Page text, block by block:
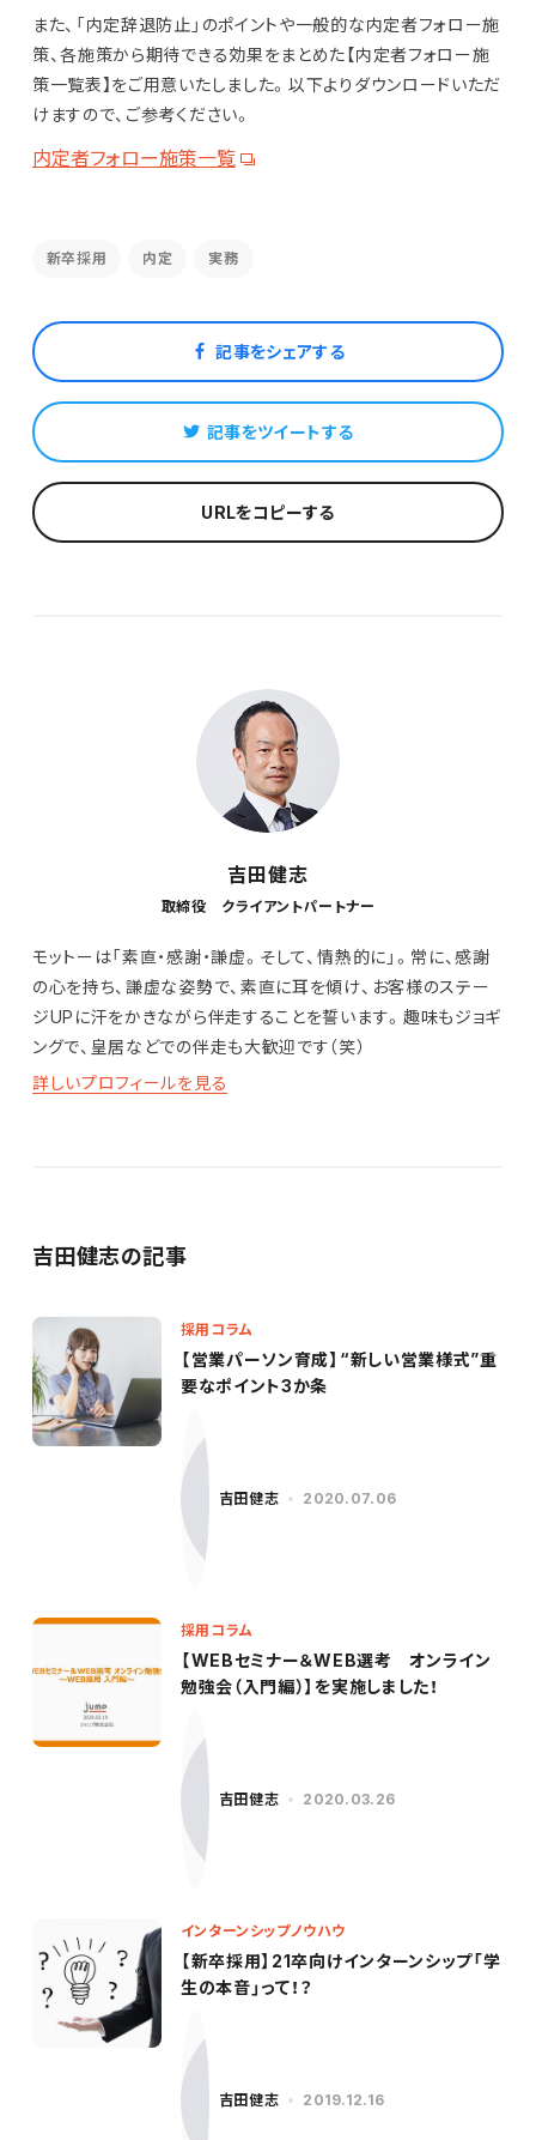
また、「内定辞退防止」のポイントや一般的な内定者フォロー施
策、各施策から期待できる効果をまとめた【内定者フォロー施
策一覧表】をご用意いたしました。以下よりダウンロードいただ
けますので、ご参考ください。
内定者フォロー施策一覧
新卒採用 内定 実務
記事をシェアする
記事をツイートする
URLをコピーする
吉田健志
取締役 クライアントパートナー
モットーは「素直・感謝・謙虚。そして、情熱的に」。常に、感謝
の心を持ち、謙虚な姿勢で、素直に耳を傾け、お客様のステー
ジUPに汗をかきながら伴走することを誓います。趣味もジョギ
ングで、皇居などでの伴走も大歓迎です（笑）
詳しいプロフィールを見る
吉田健志の記事
採用コラム
【営業パーソン育成】“新しい営業様式”重
要なポイント3か条
吉田健志 2020.07.06
採用コラム
【WEBセミナー＆WEB選考 オンライン
勉強会（入門編）】を実施しました！
吉田健志 2020.03.26
インターンシップノウハウ
【新卒採用】21卒向けインターンシップ「学
生の本音」って！？
吉田健志 2019.12.16